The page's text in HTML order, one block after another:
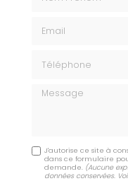
Message
J'autorise ce site à
dans ce formulaire
demande. (Aucune
données conservées.